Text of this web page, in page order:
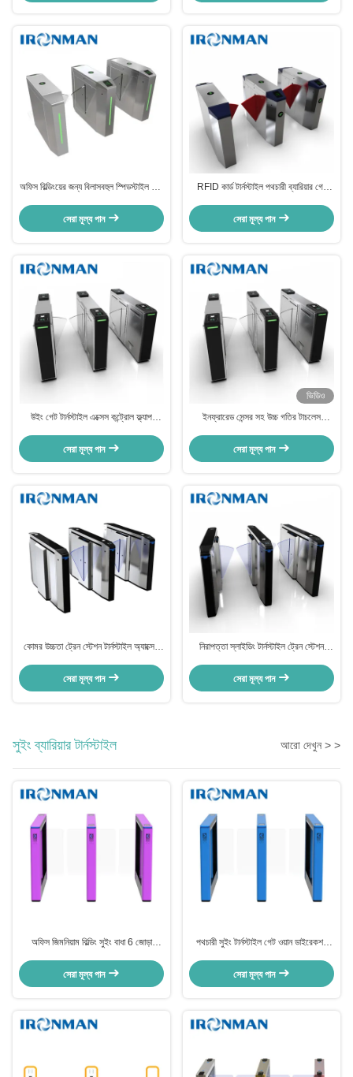
অফিস বিল্ডিংয়ের জন্য বিলাসবহুল স্পিডস্টাইল সুইং
সেরা মূল্য পান
RFID কার্ড টার্নস্টাইল পথচারী ব্যারিয়ার গেট
সেরা মূল্য পান
উইং গেট টার্নস্টাইল এক্সেস কন্ট্রোল ফ্ল্যাপ
সেরা মূল্য পান
ভিডিও
ইনফ্রারেড সেন্সর সহ উচ্চ গতির টাচলেস
সেরা মূল্য পান
কোমর উচ্চতা ট্রেন স্টেশন টার্নস্টাইল অ্যাক্সেস
সেরা মূল্য পান
নিরাপত্তা স্লাইডিং টার্নস্টাইল ট্রেন স্টেশন
সেরা মূল্য পান
সুইং ব্যারিয়ার টার্নস্টাইল আরো দেখুন > >
অফিস জিমনিয়াম বিল্ডিং সুইং বাধা 6 জোড়া
35 মানুষ / মিনিট
সেরা মূল্য পান
পথচারী সুইং টার্নস্টাইল গেট ওয়ান ডাইরেকশন
জিমনেসিয়ামের জন্য
সেরা মূল্য পান